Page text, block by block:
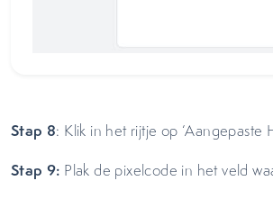
Stap 8: Klik in het rijtje op ‘Aangepaste
Stap 9: Plak de pixelcode in het veld